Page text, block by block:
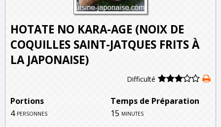
HOTATE NO KARA-AGE (NOIX DE
COQUILLES SAINT-JATQUES FRITS À
LA JAPONAISE)
Difficulté
Portions
Temps de Préparation
4 personnes 15 minutes